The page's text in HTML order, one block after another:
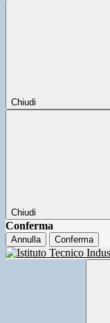
Chiudi
Chiudi
Conferma
Annulla Conferma